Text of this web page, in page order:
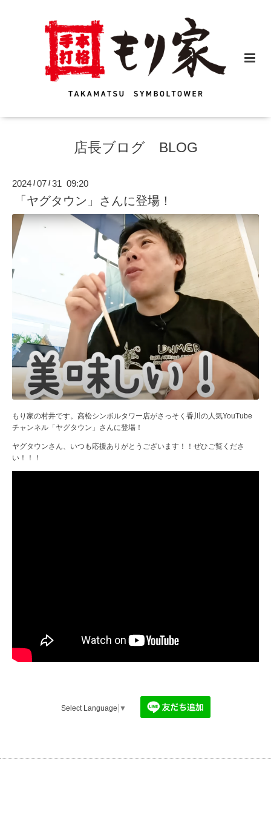
店長ブログ BLOG
2024 /07 /31 09:20
「ヤグタウン」さんに登場！
もり家の村井です。高松シンボルタワー店がさっそく香川の人気YouTube
チャンネル「ヤグタウン」さんに登場！
ヤグタウンさん、いつも応援ありがとうございます！！ぜひご覧くださ
い！！！
Select Language ▼